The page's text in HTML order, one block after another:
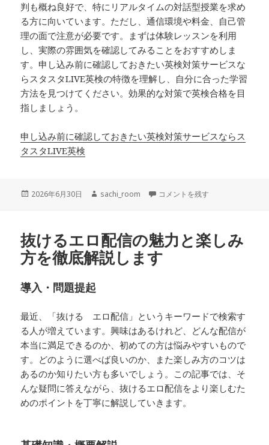
判も概ね良好で、特にリアルタイムの対話型授業を求め
る方に向いています。ただし、通信環境や料金、自己管
理の面で注意が必要です。まずは体験レッスンを利用
し、実際の雰囲気を確認してみることをおすすめしま
す。申し込み前に確認しておきたい英検対策サービスな
らスタスタLIVE英検の特徴を理解し、自分に合った学習
方法を見つけてください。効果的な対策で英検合格を目
指しましょう。
申し込み前に確認しておきたい英検対策サービスならス
タスタLIVE英検
投
2026年6月30日
作
sachi_room スタスタLIVE英検 評判を徹底解
コメントを残す
抜けるエロ配信の魅力と楽しみ
方を徹底解説します
導入・問題提起
最近、「抜ける エロ配信」というキーワードで検索す
る人が増えています。興味はあるけれど、どんな配信が
本当に満足できるのか、初めての方は悩みやすいもので
す。どのように選べば良いのか、また楽しみ方のコツは
あるのか知りたい方も多いでしょう。この記事では、そ
んな疑問に答えながら、抜けるエロ配信をより楽しむた
めのポイントを丁寧に解説していきます。